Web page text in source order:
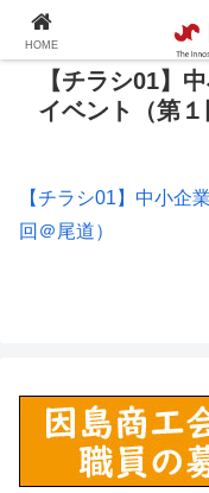
【チラシ01】
イベント（第１
【チラシ01】中小企
回＠尾道）
HOME